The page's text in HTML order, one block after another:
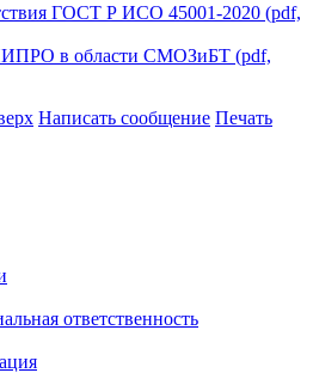
ГОСТ Р ИСО 45001-2020 (pdf,
в области СМОЗиБТ (pdf,
Написать сообщение Печать
ответственность